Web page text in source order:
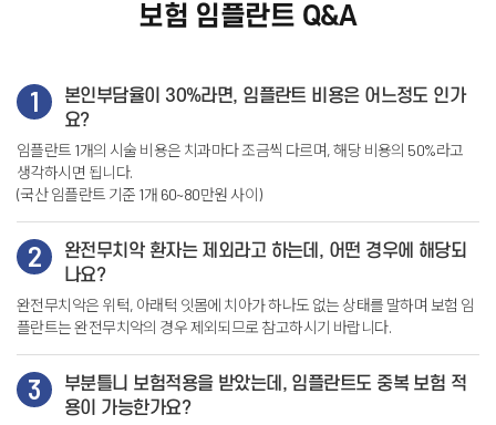
보험 임플란트 Q&A
1
본인부담율이 30%라면, 임플란트 비용은 어느정도 인가
요?
임플란트 1개의 시술 비용은 치과마다 조금씩 다르며, 해당 비용의 50%라고
생각하시면 됩니다.
(국산 임플란트 기준 1개 60~80만원 사이)
2
완전무치악 환자는 제외라고 하는데, 어떤 경우에 해당되
나요?
완전무치악은 위턱, 아래턱 잇몸에 치아가 하나도 없는 상태를 말하며 보험 임
플란트는 완전무치악의 경우 제외되므로 참고하시기 바랍니다.
3
부분틀니 보험적용을 받았는데, 임플란트도 중복 보험 적
용이 가능한가요?